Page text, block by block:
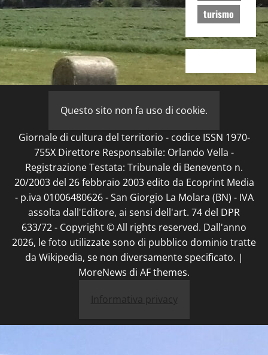
turismo
Questo sito non fa uso di cookie.
Giornale di cultura del territorio - codice ISSN 1970-
755X Direttore Responsabile: Orlando Vella -
Registrazione Testata: Tribunale di Benevento n.
20/2003 del 26 febbraio 2003 edito da Ecoprint Media
- p.iva 01006480626 - San Giorgio La Molara (BN) - IVA
assolta dall'Editore, ai sensi dell'art. 74 del DPR
633/72 - Copyright © All rights reserved. Dall'anno
2026, le foto utilizzate sono di pubblico dominio tratte
da Wikipedia, se non diversamente specificato. |
MoreNews di AF themes.
Informativa privacy